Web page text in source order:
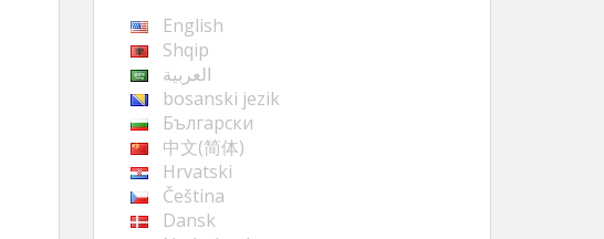
English
Shqip
العربية
bosanski jezik
Български
中文(简体)
Hrvatski
Čeština
Dansk